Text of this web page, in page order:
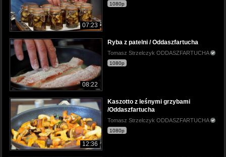
07:23
1080p
08:22
Ryba z patelni / Oddaszfartucha
Tomasz Strzelczyk ODDASZFARTUCHA
1080p
12:36
Kaszotto z leśnymi grzybami
/Oddaszfartucha
Tomasz Strzelczyk ODDASZFARTUCHA
1080p